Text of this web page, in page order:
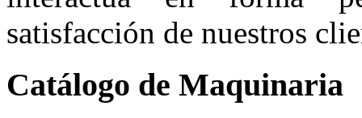
satisfacción de nuestros
Catálogo de Maquinaria